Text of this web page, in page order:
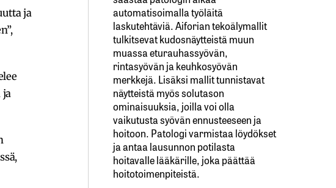
ja
ja
automatisoimalla työläitä
laskutehtäviä. Aiforian tekoälymallit
tulkitsevat kudosnäytteistä muun
muassa eturauhassyövän,
rintasyövän ja keuhkosyövän
merkkejä. Lisäksi mallit tunnistavat
näytteistä myös solutason
ominaisuuksia, joilla voi olla
vaikutusta syövän ennusteeseen ja
hoitoon. Patologi varmistaa löydökset
ja antaa lausunnon potilasta
hoitavalle lääkärille, joka päättää
hoitotoimenpiteistä.